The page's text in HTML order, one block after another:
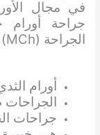
جراحة
الجراحة (MCh) في حيدر آباد وتيلانجانا.
أورام
الجراحات
جراحات